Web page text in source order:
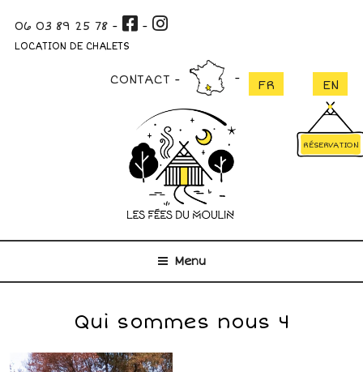
au
contenu
06 03 89 25 78- -
LOCATION DE CHALETS
CONTACT
Menu
RÉSERVATION
Qui sommes nous 4